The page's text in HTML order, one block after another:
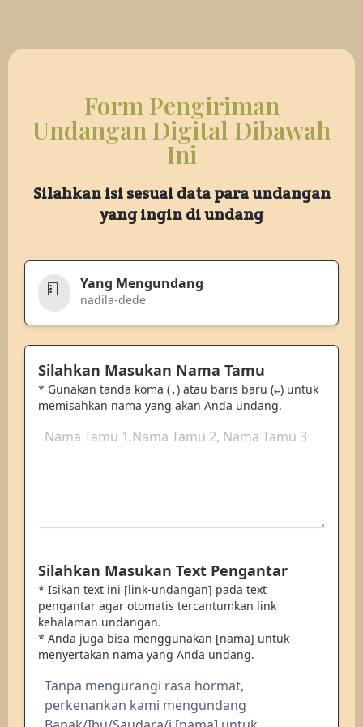
Form Pengiriman
Undangan Digital Dibawah
Ini
Silahkan isi sesuai data para undangan
yang ingin di undang
Yang Mengundang
nadila-dede
Silahkan Masukan Nama Tamu
* Gunakan tanda koma (,) atau baris baru (↵) untuk
memisahkan nama yang akan Anda undang.
Silahkan Masukan Text Pengantar
* Isikan text ini [link-undangan] pada text
pengantar agar otomatis tercantumkan link
kehalaman undangan.
* Anda juga bisa menggunakan [nama] untuk
menyertakan nama yang Anda undang.